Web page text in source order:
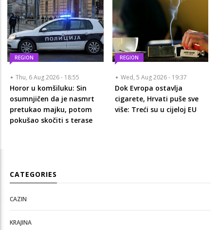
REGION
Thu, 6 Aug 2026 - 18:55
Horor u komšiluku: Sin
osumnjičen da je nasmrt
pretukao majku, potom
pokušao skočiti s terase
REGION
Wed, 5 Aug 2026 - 19:37
Dok Evropa ostavlja
cigarete, Hrvati puše sve
više: Treći su u cijeloj EU
CATEGORIES
CAZIN
KRAJINA